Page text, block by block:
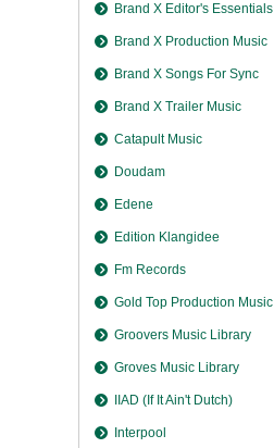
Brand X Editor's Essentials
Brand X Production Music
Brand X Songs For Sync
Brand X Trailer Music
Catapult Music
Doudam
Edene
Edition Klangidee
Fm Records
Gold Top Production Music
Groovers Music Library
Groves Music Library
IIAD (If It Ain't Dutch)
Interpool